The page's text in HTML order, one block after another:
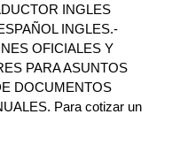
INGLES
INGLES.-
OFICIALES Y
PARA ASUNTOS
DOCUMENTOS
Para cotizar un